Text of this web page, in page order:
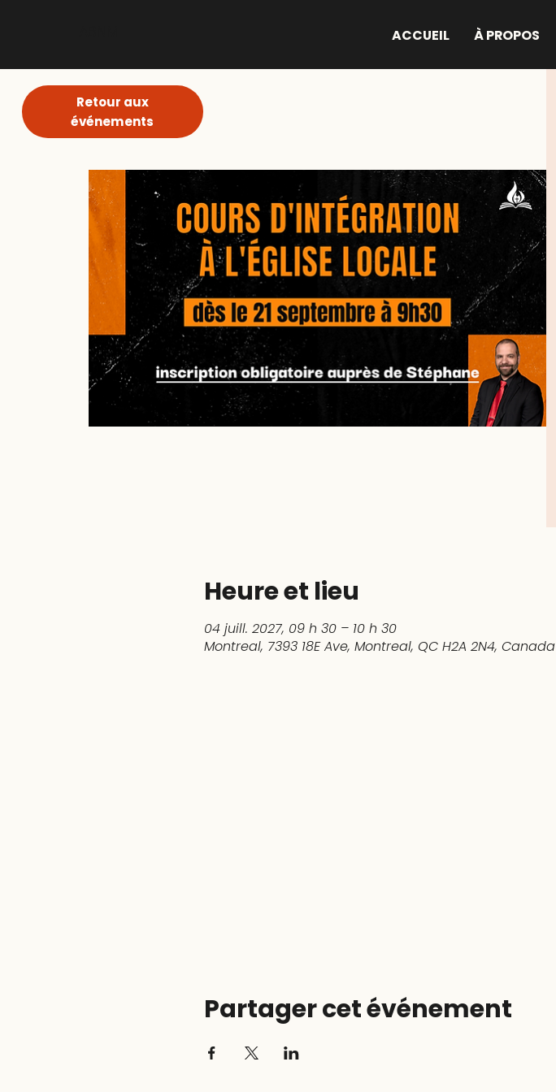
ACCUEIL À PROPOS
Heure et lieu
04 juill. 2027, 09 h 30 – 10 h 30
Montreal, 7393 18E Ave, Montreal, QC H2A 2N4, Canada
Partager cet événement
Retour aux
événements